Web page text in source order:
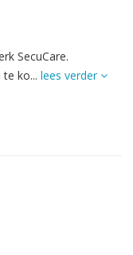
SecuCare.
ko... lees verder